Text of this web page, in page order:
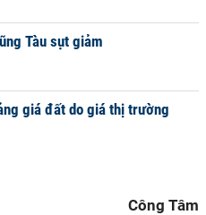
Tàu sụt giảm
giá đất do giá thị trường
Công Tâm